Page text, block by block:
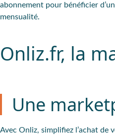
abonnement pour bénéficier
mensualité.
Onliz.fr, la
Une
Avec Onliz, simplifiez l’achat de